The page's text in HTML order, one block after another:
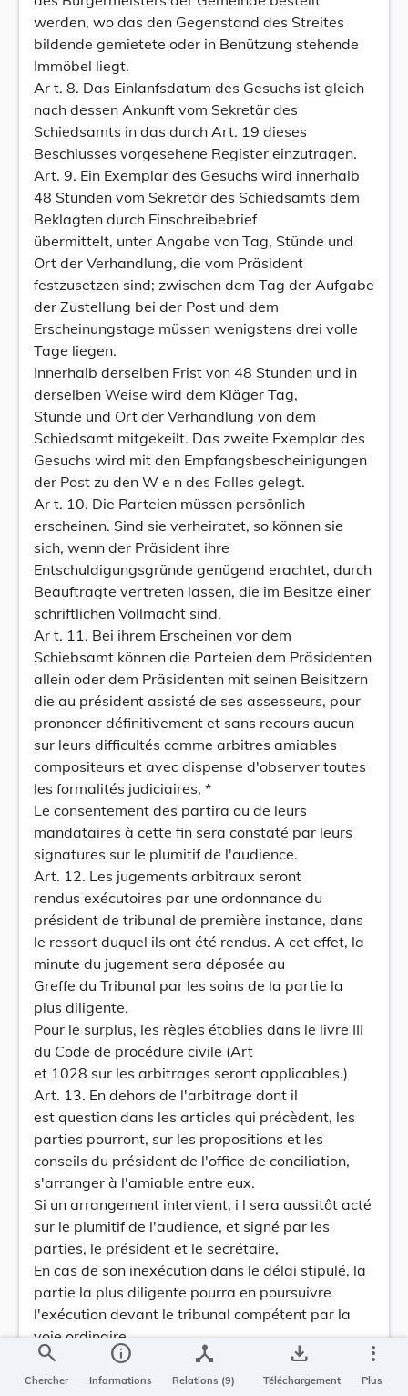
werden, wo das den Gegenstand des Streites
bildende gemietete oder in Benützung stehende
Immöbel liegt.
Ar t. 8. Das Einlanfsdatum des Gesuchs ist gleich
nach dessen Ankunft vom Sekretär des
Schiedsamts in das durch Art. 19 dieses
Beschlusses vorgesehene Register einzutragen.
Art. 9. Ein Exemplar des Gesuchs wird innerhalb
48 Stunden vom Sekretär des Schiedsamts dem
Beklagten durch Einschreibebrief
übermittelt, unter Angabe von Tag, Stünde und
Ort der Verhandlung, die vom Präsident
festzusetzen sind; zwischen dem Tag der Aufgabe
der Zustellung bei der Post und dem
Erscheinungstage müssen wenigstens drei volle
Tage liegen.
Innerhalb derselben Frist von 48 Stunden und in
derselben Weise wird dem Kläger Tag,
Stunde und Ort der Verhandlung von dem
Schiedsamt mitgekeilt. Das zweite Exemplar des
Gesuchs wird mit den Empfangsbescheinigungen
der Post zu den W e n des Falles gelegt.
Ar t. 10. Die Parteien müssen persönlich
erscheinen. Sind sie verheiratet, so können sie
sich, wenn der Präsident ihre
Entschuldigungsgründe genügend erachtet, durch
Beauftragte vertreten lassen, die im Besitze einer
schriftlichen Vollmacht sind.
Ar t. 11. Bei ihrem Erscheinen vor dem
Schiebsamt können die Parteien dem Präsidenten
allein oder dem Präsidenten mit seinen Beisitzern
die au président assisté de ses assesseurs, pour
prononcer définitivement et sans recours aucun
sur leurs difficultés comme arbitres amiables
compositeurs et avec dispense d'observer toutes
les formalités judiciaires, *
Le consentement des partira ou de leurs
mandataires à cette fin sera constaté par leurs
signatures sur le plumitif de l'audience.
Art. 12. Les jugements arbitraux seront
rendus exécutoires par une ordonnance du
président de tribunal de première instance, dans
le ressort duquel ils ont été rendus. A cet effet, la
minute du jugement sera déposée au
Greffe du Tribunal par les soins de la partie la
plus diligente.
Pour le surplus, les règles établies dans le livre III
du Code de procédure civile (Art
et 1028 sur les arbitrages seront applicables.)
Art. 13. En dehors de l'arbitrage dont il
est question dans les articles qui précèdent, les
parties pourront, sur les propositions et les
conseils du président de l'office de conciliation,
s'arranger à l'amiable entre eux.
Si un arrangement intervient, i l sera aussitôt acté
sur le plumitif de l'audience, et signé par les
parties, le président et le secrétaire,
En cas de son inexécution dans le délai stipulé, la
partie la plus diligente pourra en poursuivre
l'exécution devant le tribunal compétent par la
voie ordinaire,
Art. 14. Si un arrangement amiable n'intervient
pas, l'office de conciliation en proposera
search
Chercher
info
Informations
device_hub
Relations (9)
save_alt
Téléchargement
more_vert
Plus